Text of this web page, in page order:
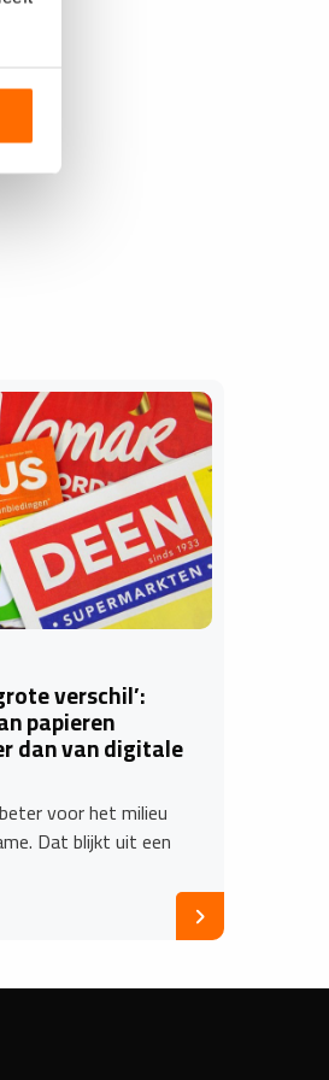
verschil’:
papieren
dan van digitale
voor het milieu
Dat blijkt uit een